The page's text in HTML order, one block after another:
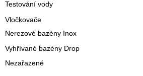
Testování vody
Vločkovače
Nerezové bazény Inox
Vyhřívané bazény Drop
Nezařazené